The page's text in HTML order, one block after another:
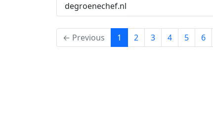
degroenechef.nl
← Previous 1 (current)
2 3 4 5 6